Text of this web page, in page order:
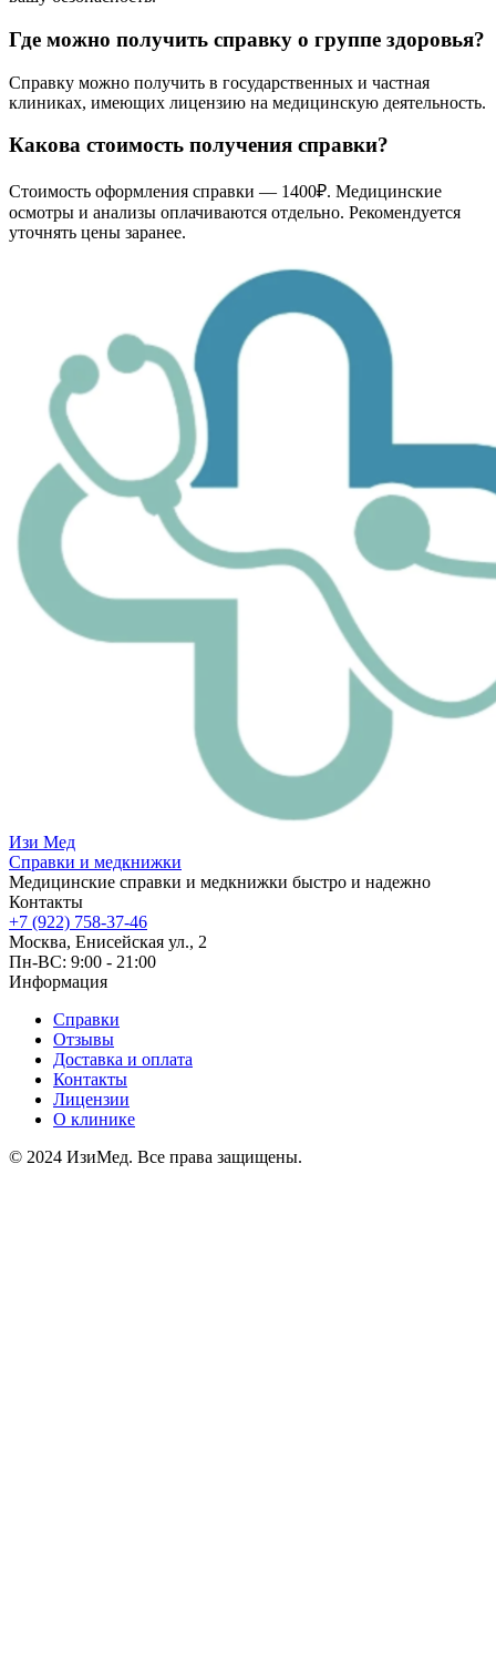
Где можно получить справку о группе здоровья?
Справку можно получить в государственных и частная
клиниках, имеющих лицензию на медицинскую деятельность.
Какова стоимость получения справки?
Стоимость оформления справки — 1400₽. Медицинские
осмотры и анализы оплачиваются отдельно. Рекомендуется
уточнять цены заранее.
Изи Мед
Справки и медкнижки
Медицинские справки и медкнижки быстро и надежно
Контакты
+7 (922) 758-37-46
Москва, Енисейская ул., 2
Пн-ВС: 9:00 - 21:00
Информация
Справки
Отзывы
Доставка и оплата
Контакты
Лицензии
О клинике
© 2024 ИзиМед. Все права защищены.